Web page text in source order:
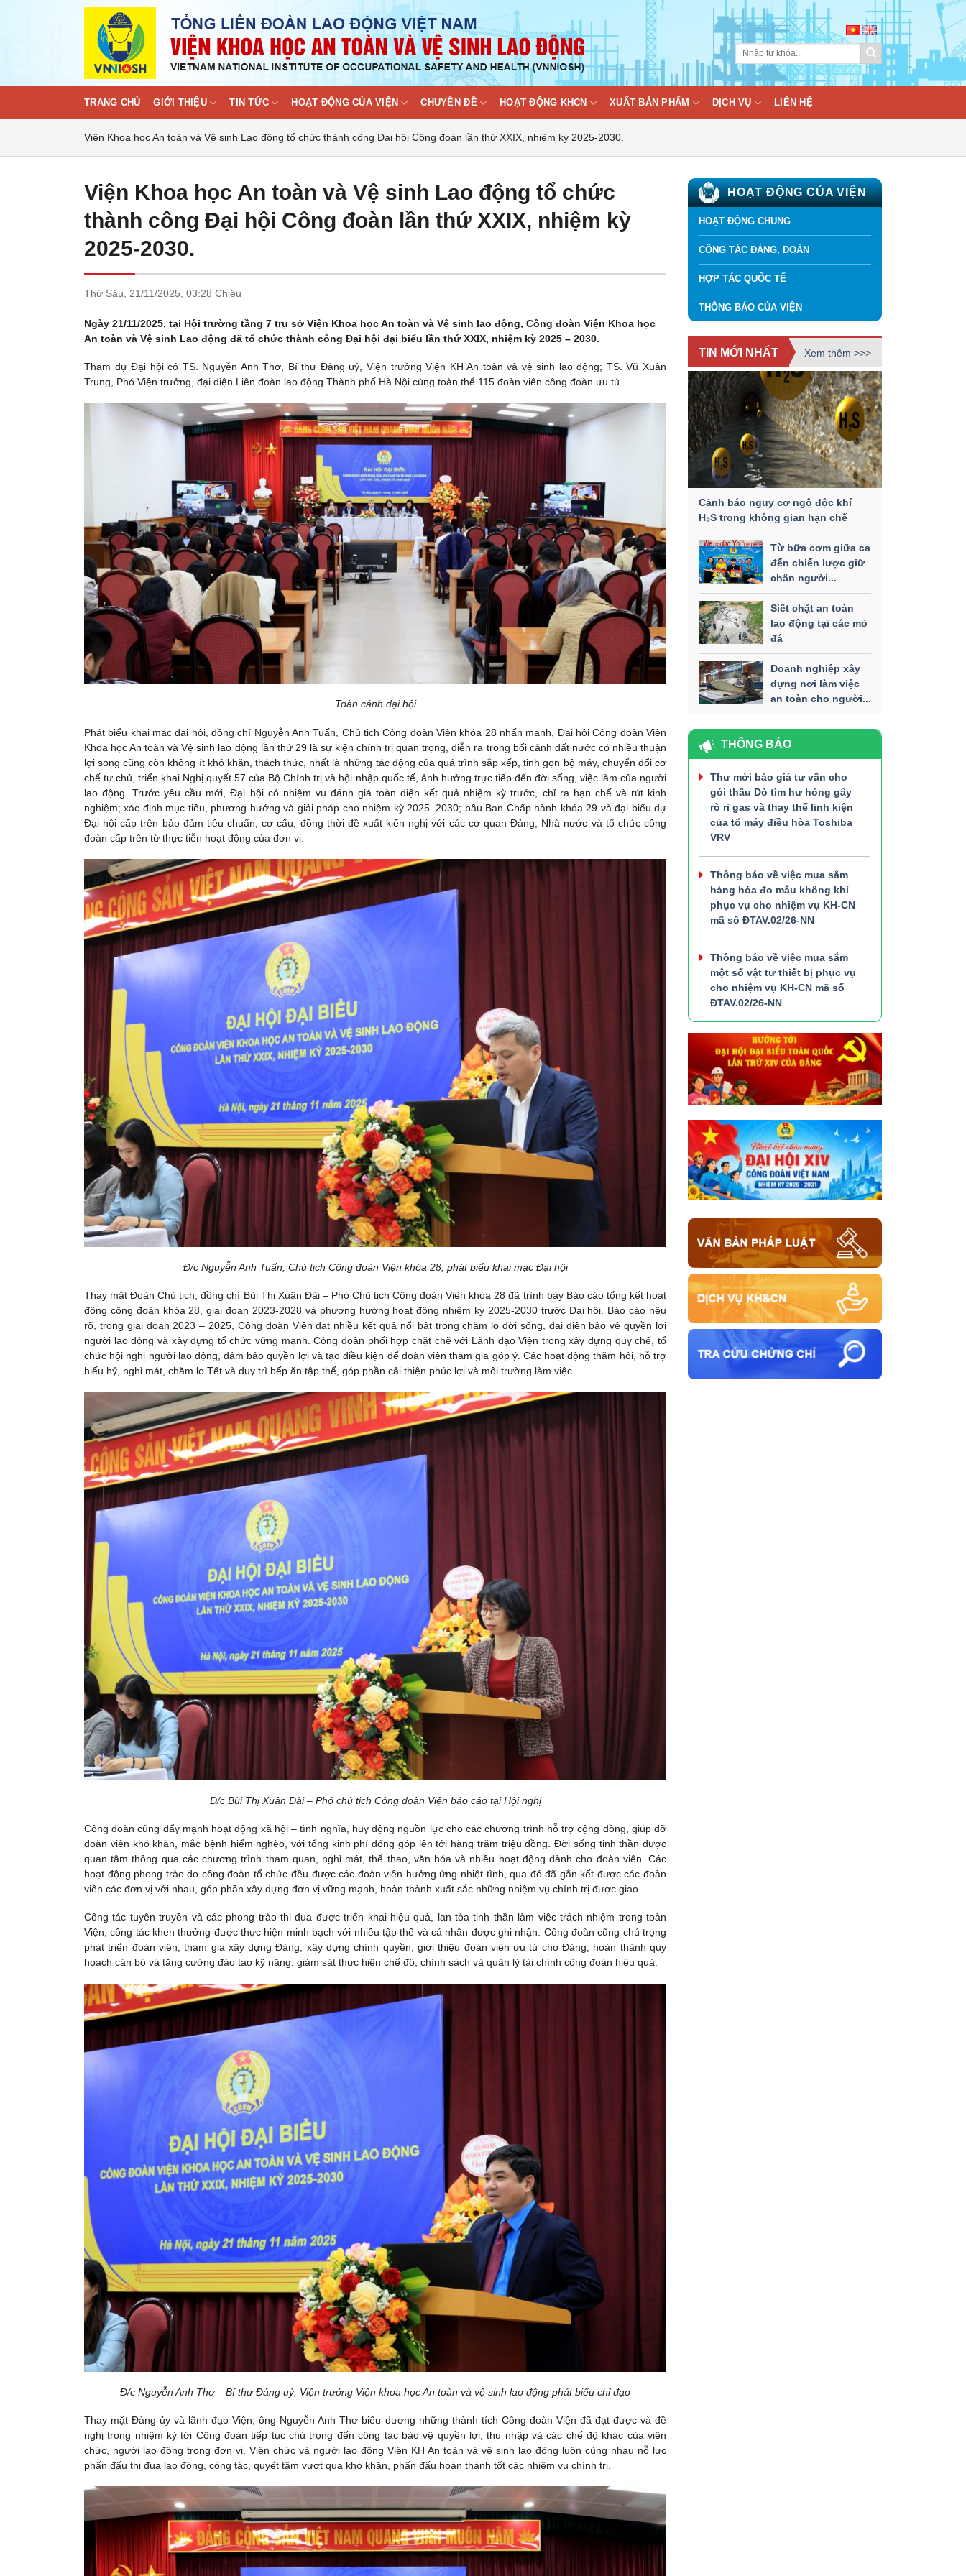
TRANG CHỦ GIỚI THIỆU TIN TỨC HOẠT ĐỘNG CỦA VIỆN CHUYÊN ĐỀ HOẠT ĐỘNG KHCN XUẤT BẢN PHẨM DỊCH VỤ LIÊN HỆ
Viện Khoa học An toàn và Vệ sinh Lao động tổ chức thành công Đại hội Công đoàn lần thứ XXIX, nhiệm kỳ 2025-2030.
Viện Khoa học An toàn và Vệ sinh Lao động tổ chức
thành công Đại hội Công đoàn lần thứ XXIX, nhiệm kỳ
2025-2030.
Thứ Sáu, 21/11/2025, 03:28 Chiều
Ngày 21/11/2025, tại Hội trường tầng 7 trụ sở Viện Khoa học An toàn và Vệ sinh lao động, Công đoàn Viện Khoa học
An toàn và Vệ sinh Lao động đã tổ chức thành công Đại hội đại biểu lần thứ XXIX, nhiệm kỳ 2025 – 2030.
Tham dự Đại hội có TS. Nguyễn Anh Thơ, Bí thư Đảng uỷ, Viện trưởng Viện KH An toàn và vệ sinh lao động; TS. Vũ Xuân
Trung, Phó Viện trưởng, đại diện Liên đoàn lao động Thành phố Hà Nội cùng toàn thể 115 đoàn viên công đoàn ưu tú.
Toàn cảnh đại hội
Phát biểu khai mạc đại hội, đồng chí Nguyễn Anh Tuấn, Chủ tịch Công đoàn Viện khóa 28 nhấn mạnh, Đại hội Công đoàn Viện
Khoa học An toàn và Vệ sinh lao động lần thứ 29 là sự kiện chính trị quan trọng, diễn ra trong bối cảnh đất nước có nhiều thuận
lợi song cũng còn không ít khó khăn, thách thức, nhất là những tác động của quá trình sắp xếp, tinh gọn bộ máy, chuyển đổi cơ
chế tự chủ, triển khai Nghị quyết 57 của Bộ Chính trị và hội nhập quốc tế, ảnh hưởng trực tiếp đến đời sống, việc làm của người
lao động. Trước yêu cầu mới, Đại hội có nhiệm vụ đánh giá toàn diện kết quả nhiệm kỳ trước, chỉ ra hạn chế và rút kinh
nghiệm; xác định mục tiêu, phương hướng và giải pháp cho nhiệm kỳ 2025–2030; bầu Ban Chấp hành khóa 29 và đại biểu dự
Đại hội cấp trên bảo đảm tiêu chuẩn, cơ cấu; đồng thời đề xuất kiến nghị với các cơ quan Đảng, Nhà nước và tổ chức công
đoàn cấp trên từ thực tiễn hoạt động của đơn vị.
Đ/c Nguyễn Anh Tuấn, Chủ tịch Công đoàn Viện khóa 28, phát biểu khai mạc Đại hội
Thay mặt Đoàn Chủ tịch, đồng chí Bùi Thị Xuân Đài – Phó Chủ tịch Công đoàn Viện khóa 28 đã trình bày Báo cáo tổng kết hoạt
động công đoàn khóa 28, giai đoạn 2023-2028 và phương hướng hoạt động nhiệm kỳ 2025-2030 trước Đại hội. Báo cáo nêu
rõ, trong giai đoạn 2023 – 2025, Công đoàn Viện đạt nhiều kết quả nổi bật trong chăm lo đời sống, đại diện bảo vệ quyền lợi
người lao động và xây dựng tổ chức vững mạnh. Công đoàn phối hợp chặt chẽ với Lãnh đạo Viện trong xây dựng quy chế, tổ
chức hội nghị người lao động, đảm bảo quyền lợi và tạo điều kiện để đoàn viên tham gia góp ý. Các hoạt động thăm hỏi, hỗ trợ
hiếu hỷ, nghỉ mát, chăm lo Tết và duy trì bếp ăn tập thể, góp phần cải thiện phúc lợi và môi trường làm việc.
Đ/c Bùi Thị Xuân Đài – Phó chủ tịch Công đoàn Viện báo cáo tại Hội nghị
Công đoàn cũng đẩy mạnh hoạt động xã hội – tình nghĩa, huy động nguồn lực cho các chương trình hỗ trợ cộng đồng, giúp đỡ
đoàn viên khó khăn, mắc bệnh hiểm nghèo, với tổng kinh phí đóng góp lên tới hàng trăm triệu đồng. Đời sống tinh thần được
quan tâm thông qua các chương trình tham quan, nghỉ mát, thể thao, văn hóa và nhiều hoạt động dành cho đoàn viên. Các
hoạt động phong trào do công đoàn tổ chức đều được các đoàn viên hưởng ứng nhiệt tình, qua đó đã gắn kết được các đoàn
viên các đơn vị với nhau, góp phần xây dựng đơn vị vững mạnh, hoàn thành xuất sắc những nhiệm vụ chính trị được giao.
Công tác tuyên truyền và các phong trào thi đua được triển khai hiệu quả, lan tỏa tinh thần làm việc trách nhiệm trong toàn
Viện; công tác khen thưởng được thực hiện minh bạch với nhiều tập thể và cá nhân được ghi nhận. Công đoàn cũng chú trọng
phát triển đoàn viên, tham gia xây dựng Đảng, xây dựng chính quyền; giới thiệu đoàn viên ưu tú cho Đảng, hoàn thành quy
hoạch cán bộ và tăng cường đào tạo kỹ năng, giám sát thực hiện chế độ, chính sách và quản lý tài chính công đoàn hiệu quả.
Đ/c Nguyễn Anh Thơ – Bí thư Đảng uỷ, Viện trưởng Viện khoa học An toàn và vệ sinh lao động phát biểu chỉ đạo
Thay mặt Đảng ủy và lãnh đạo Viện, ông Nguyễn Anh Thơ biểu dương những thành tích Công đoàn Viện đã đạt được và đề
nghị trong nhiệm kỳ tới Công đoàn tiếp tục chú trọng đến công tác bảo vệ quyền lợi, thu nhập và các chế độ khác của viên
chức, người lao động trong đơn vị. Viên chức và người lao động Viện KH An toàn và vệ sinh lao động luôn cùng nhau nỗ lực
phấn đấu thi đua lao động, công tác, quyết tâm vượt qua khó khăn, phấn đấu hoàn thành tốt các nhiệm vụ chính trị.
HOẠT ĐỘNG CỦA VIỆN
HOẠT ĐỘNG CHUNG
CÔNG TÁC ĐẢNG, ĐOÀN
HỢP TÁC QUỐC TẾ
THÔNG BÁO CỦA VIỆN
TIN MỚI NHẤT Xem thêm >>>
Cảnh báo nguy cơ ngộ độc khí
H₂S trong không gian hạn chế
Từ bữa cơm giữa ca
đến chiến lược giữ
chân người...
Siết chặt an toàn
lao động tại các mỏ
đá
Doanh nghiệp xây
dựng nơi làm việc
an toàn cho người...
THÔNG BÁO
Thư mời báo giá tư vấn cho
gói thầu Dò tìm hư hỏng gây
rò rỉ gas và thay thế linh kiện
của tổ máy điều hòa Toshiba
VRV
Thông báo về việc mua sắm
hàng hóa đo mẫu không khí
phục vụ cho nhiệm vụ KH-CN
mã số ĐTAV.02/26-NN
Thông báo về việc mua sắm
một số vật tư thiết bị phục vụ
cho nhiệm vụ KH-CN mã số
ĐTAV.02/26-NN